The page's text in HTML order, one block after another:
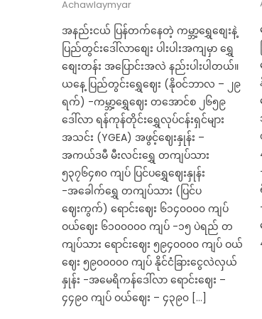
Achawlaymyar
အနည်းငယ် ပြန်တက်နေတဲ့ ကမ္ဘာ့ရွှေစျေးနဲ့
ပြည်တွင်းဒေါ်လာစျေး ပါးပါးအကျမှာ ရွှေ
စျေးတန်း အပြောင်းအလဲ နည်းပါးပါတယ်။
ယနေ့ ပြည်တွင်းရွှေဈေး (နိုဝင်ဘာလ – ၂၉
ရက်) -ကမ္ဘာ့ရွှေဈေး တအောင်စ ၂၆၅၉
ဒေါ်လာ ရန်ကုန်တိုင်းရွှေလုပ်ငန်းရှင်များ
အသင်း (YGEA) အဖွင့်ဈေးနှုန်း –
အကယ်ဒမီ မီးလင်းရွှေ တကျပ်သား
၅၃၇၆၄၈၀ ကျပ် ပြင်ပရွှေဈေးနှုန်း
-အခေါက်ရွှေ တကျပ်သား (ပြင်ပ
ဈေးကွက်) ရောင်းဈေး ၆၁၄၀၀၀၀ ကျပ်
ဝယ်ဈေး ၆၁၀၀၀၀၀ ကျပ် -၁၅ ပဲရည် တ
ကျပ်သား ရောင်းဈေး ၅၉၄၀၀၀၀ ကျပ် ဝယ်
ဈေး ၅၉၀၀၀၀၀ ကျပ် နိုင်ငံခြားငွေလဲလှယ်
နှုန်း -အမေရိကန်ဒေါ်လာ‌ ရောင်းဈေး –
၄၄၉၀ ကျပ် ဝယ်ဈေး – ၄၃၉၀ […]